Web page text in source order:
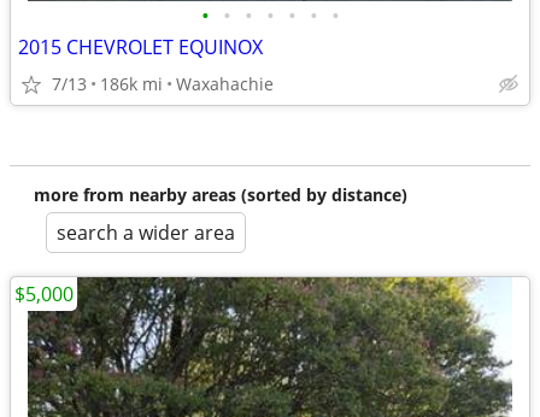
• • • • • • •
2015 CHEVROLET EQUINOX
7/13 186k mi Waxahachie
more from nearby areas (sorted by distance)
search a wider area
$5,000